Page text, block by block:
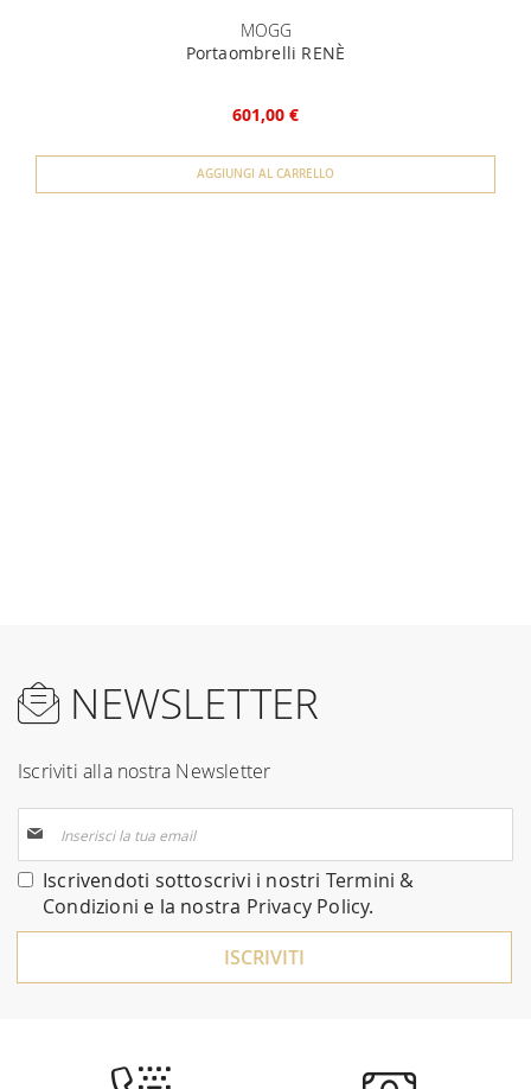
MOGG
Portaombrelli RENÈ
601,00 €
AGGIUNGI AL CARRELLO
NEWSLETTER
Iscriviti alla nostra Newsletter
alla
nostra
Newsletter:
Iscrivendoti sottoscrivi i nostri Termini &
Condizioni e la nostra Privacy Policy.
ISCRIVITI